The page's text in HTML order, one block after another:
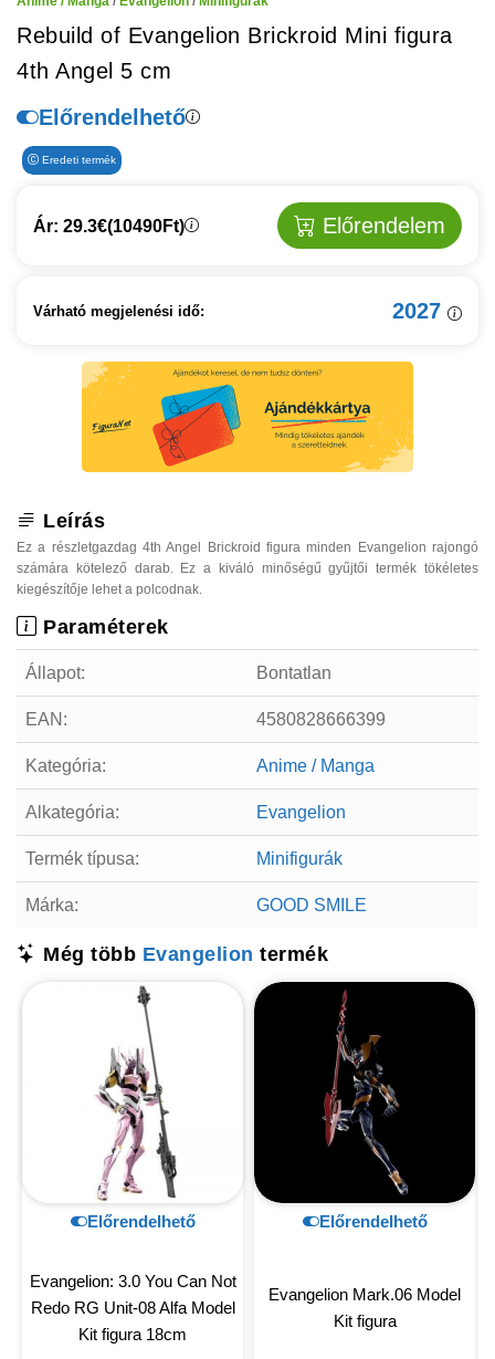
Rebuild of Evangelion Brickroid Mini figura
4th Angel 5 cm
Előrendelhető
Eredeti termék
Ár: 29.3€(10490Ft) Előrendelem
Várható megjelenési idő: 2027
Leírás
Ez a részletgazdag 4th Angel Brickroid figura minden Evangelion rajongó
számára kötelező darab. Ez a kiváló minőségű gyűjtői termék tökéletes
kiegészítője lehet a polcodnak.
Paraméterek
Állapot: Bontatlan
EAN: 4580828666399
Kategória: Anime / Manga
Alkategória: Evangelion
Termék típusa: Minifigurák
Márka: GOOD SMILE
Még több Evangelion termék
Előrendelhető
Evangelion: 3.0 You Can Not
Redo RG Unit-08 Alfa Model
Kit figura 18cm
Előrendelhető
Evangelion Mark.06 Model
Kit figura